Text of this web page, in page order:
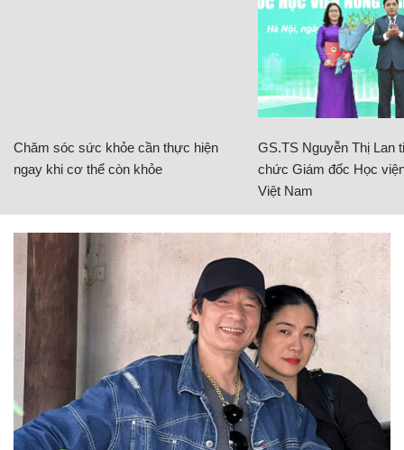
Chăm sóc sức khỏe cần thực hiện
ngay khi cơ thể còn khỏe
GS.TS Nguyễn Thị Lan
chức Giám đốc Học
Việt Nam